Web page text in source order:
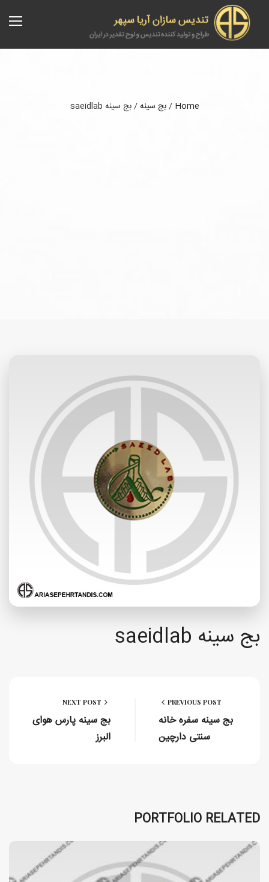
Home
/بج سینه/بج سینه saeidlab
بج سینه saeidlab
PREVIOUS POST
بج سینه سفره خانه
سنتی دارچین
NEXT POST
بج سینه پارس هوای
البرز
PORTFOLIO RELATED